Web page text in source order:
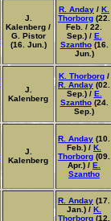
J.
Kalenberg /
G. Pistor
(16. Jun.)
R. Anday / K.
Thorborg (22.
Feb. / 22.
Sep.) / E.
Szantho(16.
Jun.)
J.
Kalenberg
K. Thorborg /
R. Anday (02.
Sep.) / E.
Szantho(24.
Sep.)
J.
Kalenberg
R. Anday (10.
Feb.) / K.
Thorborg (09.
Apr.) / E.
Szantho
R. Anday (17.
Jan.) / K.
Thorborg (12.